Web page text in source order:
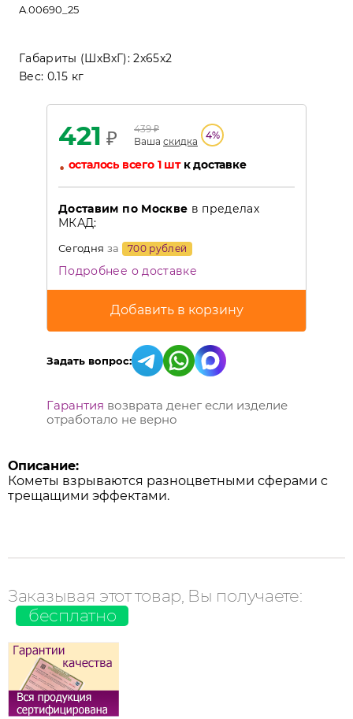
A.00690_25
Габариты (ШхВхГ):2x65x2
Вес: 0.15 кг
421 ₽ 439₽
Ваша скидка
4%
• осталось всего 1 штк доставке
Доставим по Москве в пределах
МКАД:
Сегодня за 700 рублей
Подробнее о доставке
Задать вопрос:
Гарантия возврата денег если изделие
отработало не верно
Описание:
Кометы взрываются разноцветными сферами с
трещащими эффектами.
Заказывая этот товар, Вы получаете:
бесплатно